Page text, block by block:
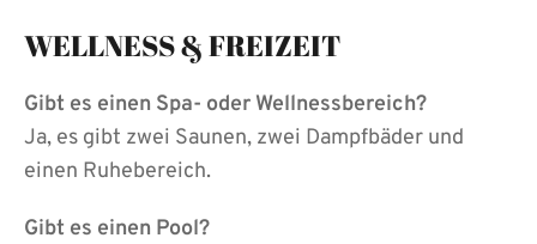
WELLNESS & FREIZEIT
Gibt es einen Spa- oder Wellnessbereich?
Ja, es gibt zwei Saunen, zwei Dampfbäder und
einen Ruhebereich.
Gibt es einen Pool?